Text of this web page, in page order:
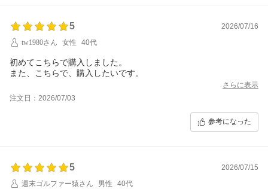
5
2026/07/16
tw1980さん
女性 40代
初めてこちらで購入しました。
さらに表示
注文日：2026/07/03
参考になった
5
2026/07/15
週末ゴルファー猿さん
男性 40代